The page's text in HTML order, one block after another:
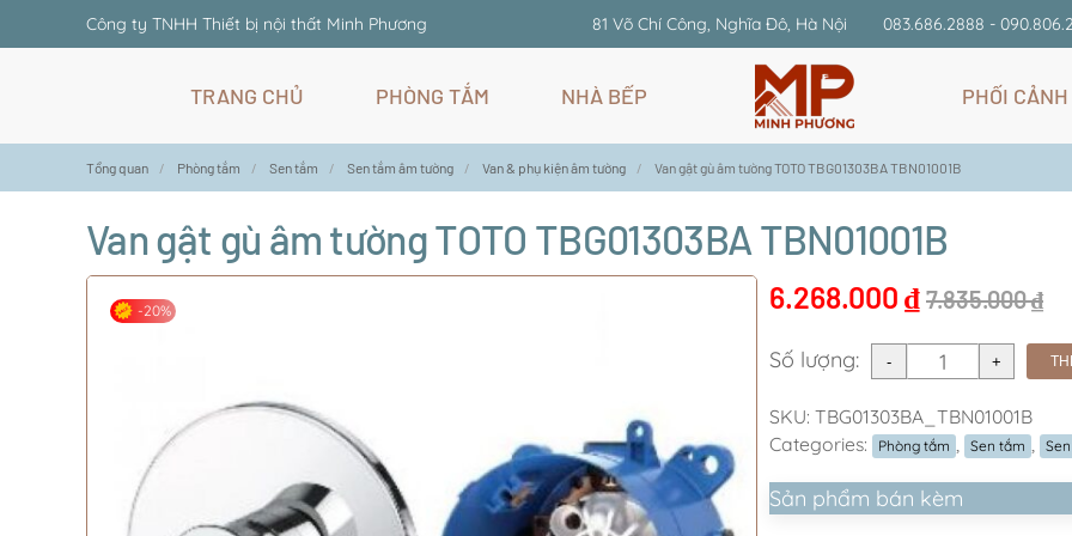
content
Công ty TNHH Thiết bị nội thất Minh Phương 81 Võ Chí Công, Nghĩa Đô, Hà Nội 083.686.2888 -
TRANG CHỦ PHÒNG TẮM NHÀ BẾP PHỐI CẢNH
Tổng quan Phòng tắm Sen tắm Sen tắm âm tường Van & phụ kiện âm tường Van gật gù âm tường TOTO TBG01303BA TBN01001B
Van gật gù âm tường TOTO TBG01303BA TBN01001B
-20% 6.268.000 ₫ 7.835.000₫
Số lượng:
SKU: TBG01303BA_TBN01001B
Categories:
Phòng tắm , Sen tắm ,
Sản phẩm bán kèm